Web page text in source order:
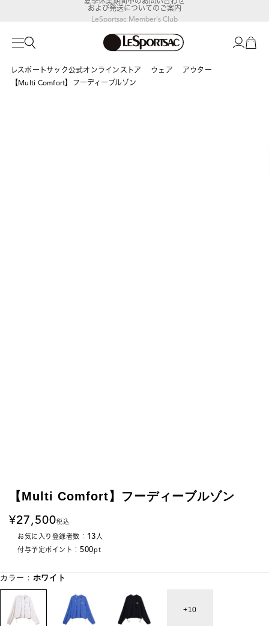
LeSportsac Member's Club
ポイントアップキャンペーン開催中
および発送についてのご案内
レスポートサック公式オンラインストア ウェア
アウター
【Multi Comfort】フーディーブルゾン
【Multi Comfort】フーディーブルゾン
27,500税込
お気に入り登録者数： 13人
付与予定ポイント： 500pt
カラー： ホワイト
10